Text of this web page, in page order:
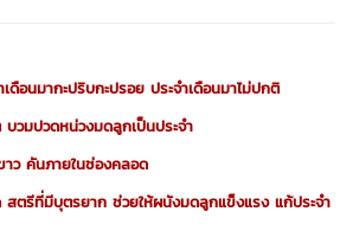
เดือนมากะปริบกะปรอย ประจำเดือนมาไม่ปกติ
บวมปวดหน่วงมดลูกเป็นประจำ
ว คันภายในช่องคลอด
สตรีที่มีบุตรยาก ช่วยให้ผนังมดลูกแข็งแรง แก้ประจำ